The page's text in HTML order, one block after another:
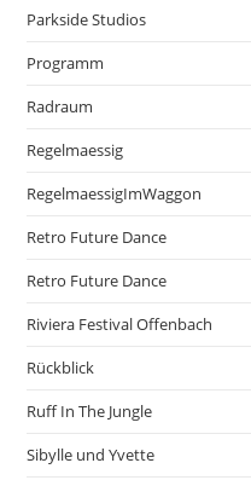
Parkside Studios
Programm
Radraum
Regelmaessig
RegelmaessigImWaggon
Retro Future Dance
Retro Future Dance
Riviera Festival Offenbach
Rückblick
Ruff In The Jungle
Sibylle und Yvette